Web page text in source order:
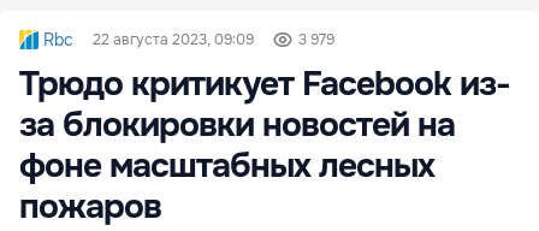
Rbc 22 августа 2023, 09:09 3 979
Трюдо критикует Facebook из-
за блокировки новостей на
фоне масштабных лесных
пожаров